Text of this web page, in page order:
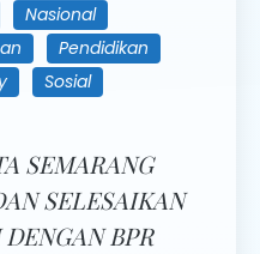
Nasional
Pendidikan
Sosial
SEMARANG
SELESAIKAN
BPR